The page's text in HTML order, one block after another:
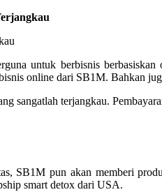
untuk berbisnis
online dari SB1M. Bahkan
sangatlah terjangkau.
SB1M pun akan memberi
smart detox dari USA.